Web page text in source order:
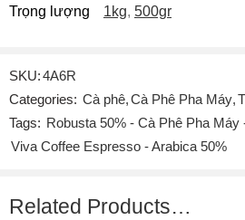
Trọng lượng 1kg, 500gr
SKU:4A6R
Categories: Cà phê,Cà Phê Pha Máy,
Tags: Robusta 50% - Cà Phê Pha Máy
Viva Coffee Espresso - Arabica 50%
Related Products…